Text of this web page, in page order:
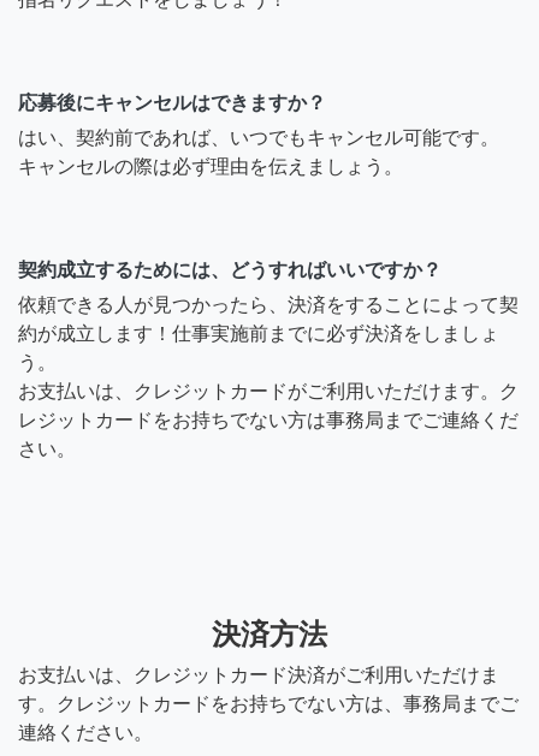
応募後にキャンセルはできますか？
はい、契約前であれば、いつでもキャンセル可能です。
キャンセルの際は必ず理由を伝えましょう。
契約成立するためには、どうすればいいですか？
依頼できる人が見つかったら、決済をすることによって契
約が成立します！仕事実施前までに必ず決済をしましょ
う。
お支払いは、クレジットカードがご利用いただけます。ク
レジットカードをお持ちでない方は事務局までご連絡くだ
さい。
決済方法
お支払いは、クレジットカード決済がご利用いただけま
す。クレジットカードをお持ちでない方は、事務局までご
連絡ください。